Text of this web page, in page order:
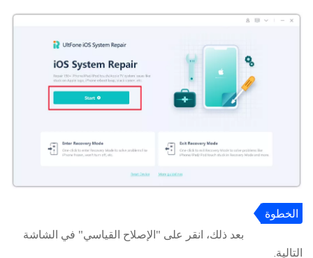
الخطوة
بعد ذلك، انقر على "الإصلاح القياسي" في الشاشة
التالية.